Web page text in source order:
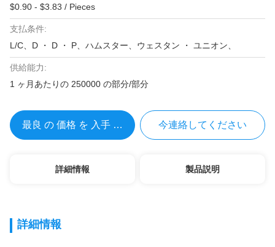
$0.90 - $3.83 / Pieces
支払条件:
L/C、D ・ D ・ P、ハムスター、ウェスタン ・ ユニオン、
供給能力:
1 ヶ月あたりの 250000 の部分/部分
最良 の 価格 を 入手 する 今連絡してください
詳細情報 製品説明
詳細情報